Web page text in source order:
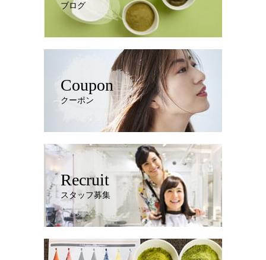
ブログ
Coupon
クーポン
Recruit
スタッフ募集